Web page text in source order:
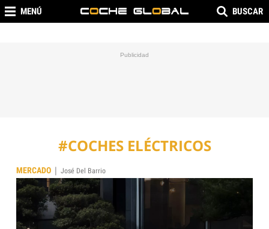
MENÚ BUSCAR
#COCHES ELÉCTRICOS
MERCADO | José Del Barrio